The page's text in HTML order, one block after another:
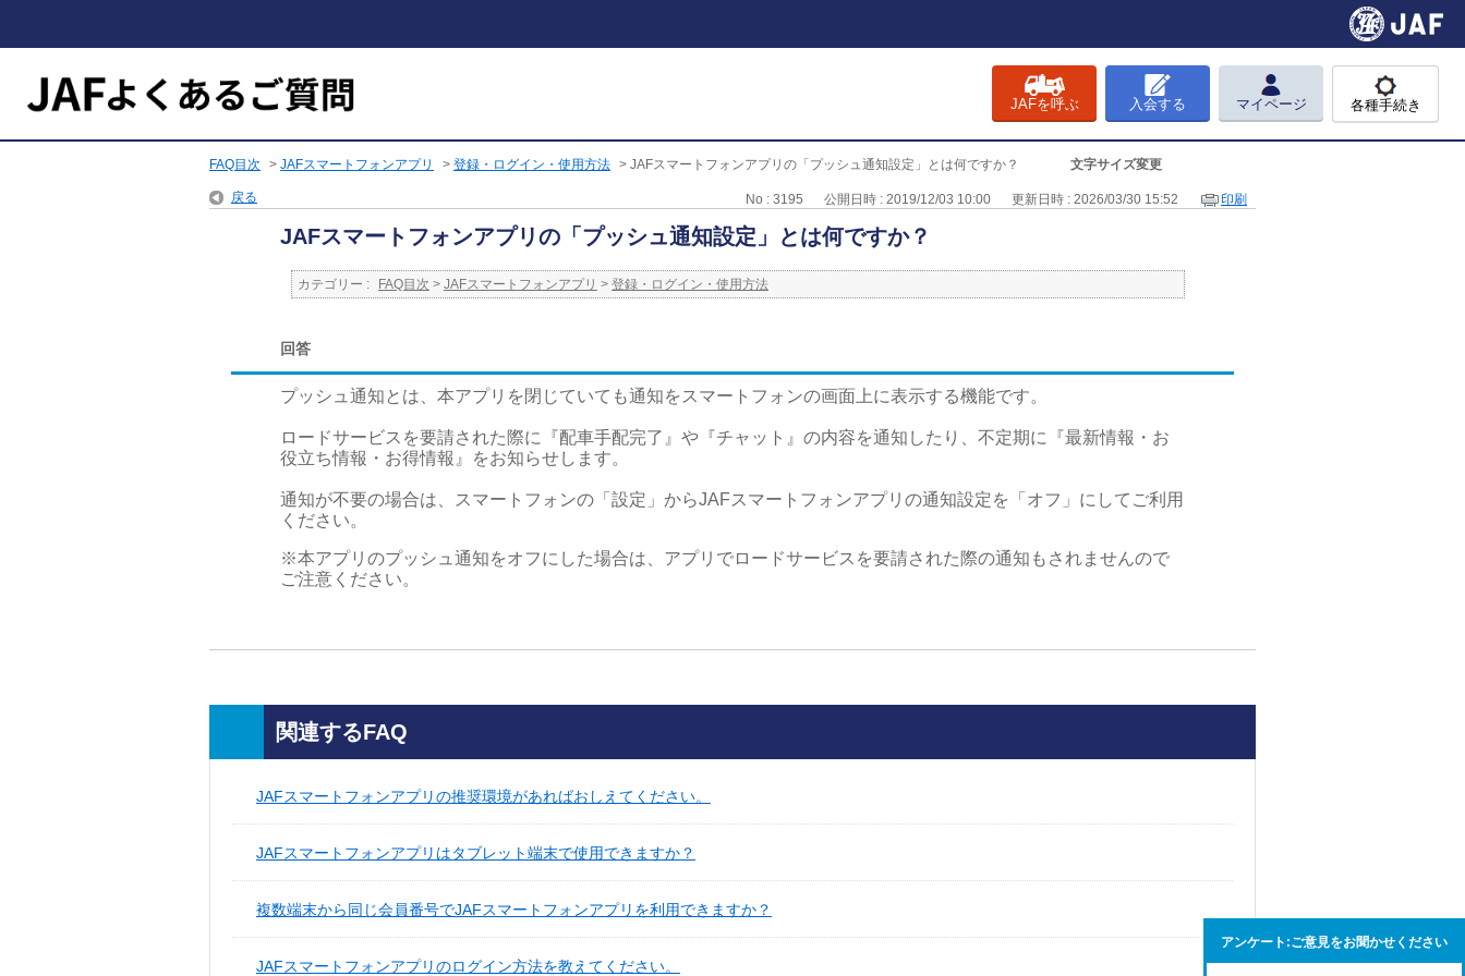
JAFを呼ぶ 入会する マイページ 各種手続き
文字サイズ変更
FAQ目次 > JAFスマートフォンアプリ > 登録・ログイン・使用方法 > JAFスマートフォンアプリの「プッシュ通知設定」とは何ですか？
戻る No : 3195 公開日時 : 2019/12/03 10:00 更新日時 : 2026/03/30 15:52 印刷
JAFスマートフォンアプリの「プッシュ通知設定」とは何ですか？
カテゴリー : FAQ目次 > JAFスマートフォンアプリ > 登録・ログイン・使用方法
回答
プッシュ通知とは、本アプリを閉じていても通知をスマートフォンの画面上に表示する機能です。
ロードサービスを要請された際に『配車手配完了』や『チャット』の内容を通知したり、不定期に『最新情報・お
役立ち情報・お得情報』をお知らせします。
通知が不要の場合は、スマートフォンの「設定」からJAFスマートフォンアプリの通知設定を「オフ」にしてご利用
ください。
※本アプリのプッシュ通知をオフにした場合は、アプリでロードサービスを要請された際の通知もされませんので
ご注意ください。
関連するFAQ
JAFスマートフォンアプリの推奨環境があればおしえてください。
JAFスマートフォンアプリはタブレット端末で使用できますか？
複数端末から同じ会員番号でJAFスマートフォンアプリを利用できますか？
JAFスマートフォンアプリのログイン方法を教えてください。
アンケート:ご意見をお聞かせください